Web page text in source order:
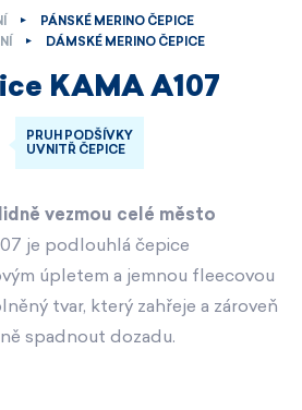
PÁNSKÉ MERINO ČEPICE
DÁMSKÉ MERINO ČEPICE
KAMA A107
PRUH PODŠÍVKY
UVNITŘ ČEPICE
vezmou celé město
je podlouhlá čepice
úpletem a jemnou fleecovou
tvar, který zahřeje a zároveň
spadnout dozadu.